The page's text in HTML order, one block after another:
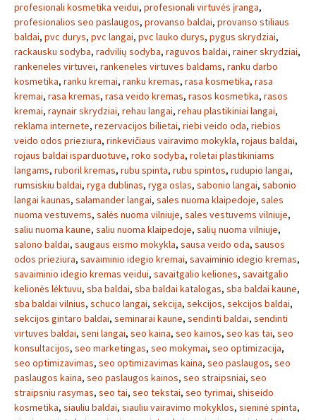
profesionali kosmetika veidui, profesionali virtuvės įranga,
profesionalios seo paslaugos, provanso baldai, provanso stiliaus
baldai, pvc durys, pvc langai, pvc lauko durys, pygus skrydziai,
rackausku sodyba, radvilių sodyba, raguvos baldai, rainer skrydziai,
rankeneles virtuvei, rankeneles virtuves baldams, ranku darbo
kosmetika, ranku kremai, ranku kremas, rasa kosmetika, rasa
kremai, rasa kremas, rasa veido kremas, rasos kosmetika, rasos
kremai, raynair skrydziai, rehau langai, rehau plastikiniai langai,
reklama internete, rezervacijos bilietai, riebi veido oda, riebios
veido odos prieziura, rinkevičiaus vairavimo mokykla, rojaus baldai,
rojaus baldai isparduotuve, roko sodyba, roletai plastikiniams
langams, ruboril kremas, rubu spinta, rubu spintos, rudupio langai,
rumsiskiu baldai, ryga dublinas, ryga oslas, sabonio langai, sabonio
langai kaunas, salamander langai, sales nuoma klaipedoje, sales
nuoma vestuvems, salės nuoma vilniuje, sales vestuvems vilniuje,
saliu nuoma kaune, saliu nuoma klaipedoje, salių nuoma vilniuje,
salono baldai, saugaus eismo mokykla, sausa veido oda, sausos
odos prieziura, savaiminio idegio kremai, savaiminio idegio kremas,
savaiminio idegio kremas veidui, savaitgalio keliones, savaitgalio
kelionės lėktuvu, sba baldai, sba baldai katalogas, sba baldai kaune,
sba baldai vilnius, schuco langai, sekcija, sekcijos, sekcijos baldai,
sekcijos gintaro baldai, seminarai kaune, sendinti baldai, sendinti
virtuves baldai, seni langai, seo kaina, seo kainos, seo kas tai, seo
konsultacijos, seo marketingas, seo mokymai, seo optimizacija,
seo optimizavimas, seo optimizavimas kaina, seo paslaugos, seo
paslaugos kaina, seo paslaugos kainos, seo straipsniai, seo
straipsniu rasymas, seo tai, seo tekstai, seo tyrimai, shiseido
kosmetika, siauliu baldai, siauliu vairavimo mokyklos, sieninė spinta,